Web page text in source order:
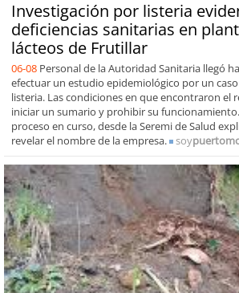
Investigación por listeria
deficiencias sanitarias en
lácteos de Frutillar
06-08 Personal de la Autoridad Sanitaria llegó
efectuar un estudio epidemiológico por un
listeria. Las condiciones en que encontraron el
iniciar un sumario y prohibir su
proceso en curso, desde la Seremi de Salud
revelar el nombre de la empresa.
soy